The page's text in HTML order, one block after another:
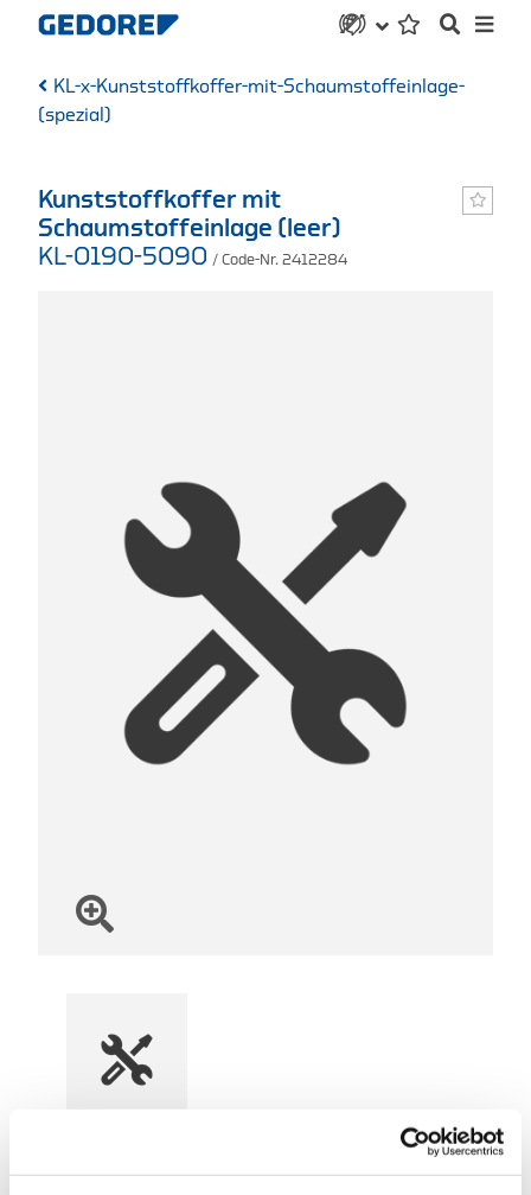
KL-x-Kunststoffkoffer-mit-Schaumstoffeinlage-
(spezial)
Kunststoffkoffer mit
Schaumstoffeinlage (leer)
KL-0190-5090 / Code-Nr. 2412284